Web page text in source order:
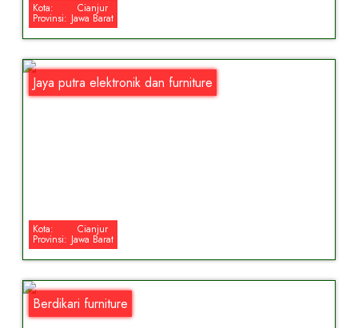
Kota: Cianjur
Provinsi: Jawa Barat
Jaya putra elektronik dan furniture
Kota: Cianjur
Provinsi: Jawa Barat
Berdikari furniture